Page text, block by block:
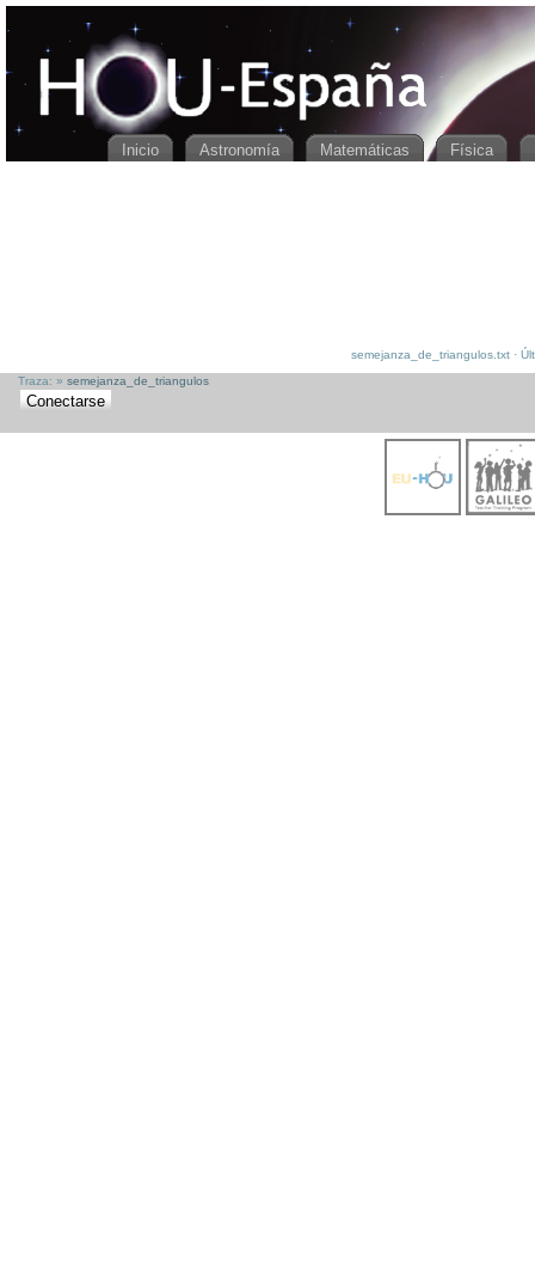
[[
semejanza_de_triangulos
Inicio Astronomía Matemáticas Física
semejanza_de_triangulos.txt ·
Traza: » semejanza_de_triangulos